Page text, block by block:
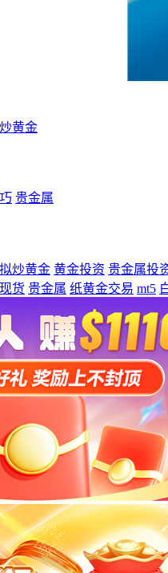
黄金
贵金属
炒黄金 黄金投资 贵金属投
货 贵金属 纸黄金交易 mt5